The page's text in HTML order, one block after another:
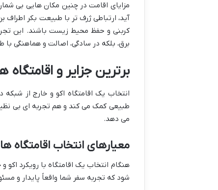
مزایای اقامت در چنین مکان هایی بی
آید، ارتباطی ژرف تر با طبیعت بکر
کربنی و حفظ محیط زیست باشند. این
برق، بلکه در سادگی، اصالت و هماهنگی
برترین جزایر و
انتخاب یک اقامتگاه اکو و خارج از
طبیعی کمک می کند و هم تجربه ای بی نظیر
می دهد.
معیارهای انتخاب اقامتگاه
هنگام انتخاب یک اقامتگاه با رویکرد اکو
شود که تجربه سفر شما واقعاً پایدار و